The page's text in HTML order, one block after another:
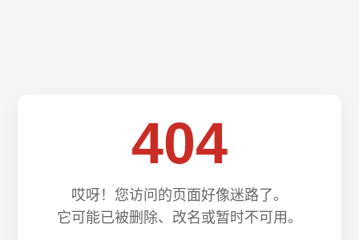
404
哎呀！您访问的页面好像迷路了。
它可能已被删除、改名或暂时不可用。